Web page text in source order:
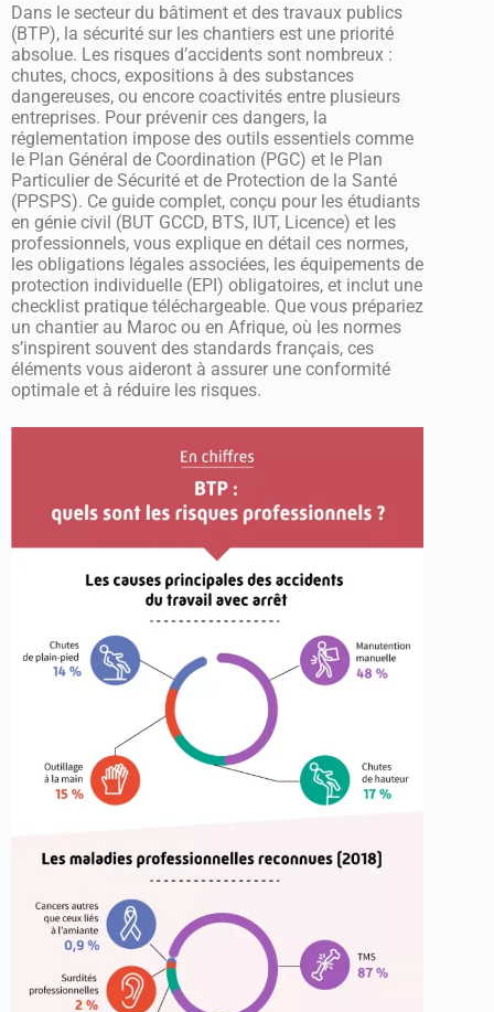
Dans le secteur du bâtiment et des travaux publics
(BTP), la sécurité sur les chantiers est une priorité
absolue. Les risques d’accidents sont nombreux :
chutes, chocs, expositions à des substances
dangereuses, ou encore coactivités entre plusieurs
entreprises. Pour prévenir ces dangers, la
réglementation impose des outils essentiels comme
le Plan Général de Coordination (PGC) et le Plan
Particulier de Sécurité et de Protection de la Santé
(PPSPS). Ce guide complet, conçu pour les étudiants
en génie civil (BUT GCCD, BTS, IUT, Licence) et les
professionnels, vous explique en détail ces normes,
les obligations légales associées, les équipements de
protection individuelle (EPI) obligatoires, et inclut une
checklist pratique téléchargeable. Que vous prépariez
un chantier au Maroc ou en Afrique, où les normes
s’inspirent souvent des standards français, ces
éléments vous aideront à assurer une conformité
optimale et à réduire les risques.